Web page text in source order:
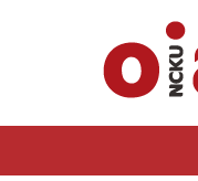
內
區